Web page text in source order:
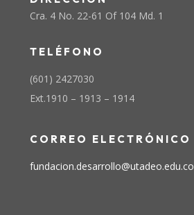
Cra. 4 No. 22-61 Of 104 Md. 1
TELÉFONO
(601) 2427030
Ext.1910 – 1913 – 1914​
CORREO ELECTRÓNICO
fundacion.desarrollo@​utadeo.edu.co